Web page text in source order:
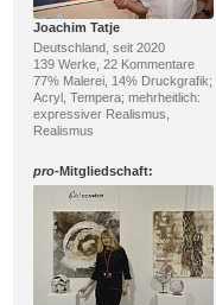
Joachim Tatje
Deutschland, seit 2020
139 Werke, 22 Kommentare
77% Malerei, 14% Druckgrafik;
Acryl, Tempera; mehrheitlich:
expressiver Realismus,
Realismus
pro-Mitgliedschaft: